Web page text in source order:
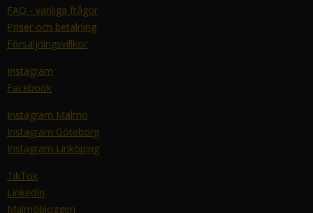
FAQ - vanliga frågor
Priser och betalning
Försäljningsvillkor
Instagram
Facebook
Instagram Malmö
Instagram Göteborg
Instagram Linköping
TikTok
LinkedIn
Malmöbloggen